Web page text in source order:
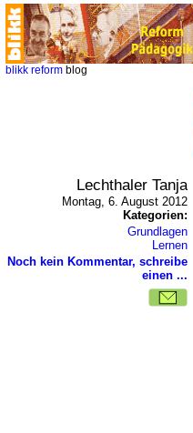
blikk reform blog
Lechthaler Tanja
Montag, 6. August 2012
Kategorien:
Grundlagen
Lernen
Noch kein Kommentar, schreibe
einen ...